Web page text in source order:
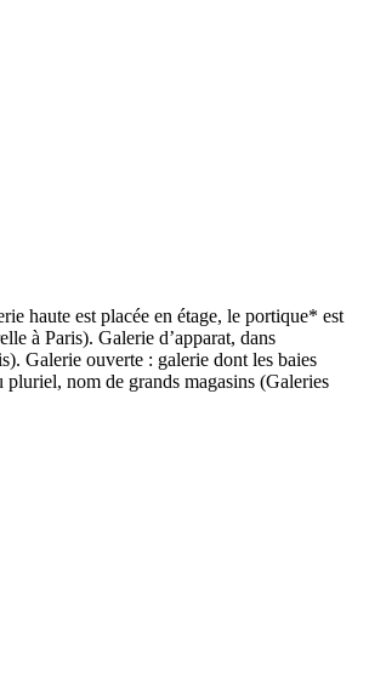
haute est placée en étage, le portique* est
à Paris). Galerie d’apparat, dans
Galerie ouverte : galerie dont les baies
pluriel, nom de grands magasins (Galeries